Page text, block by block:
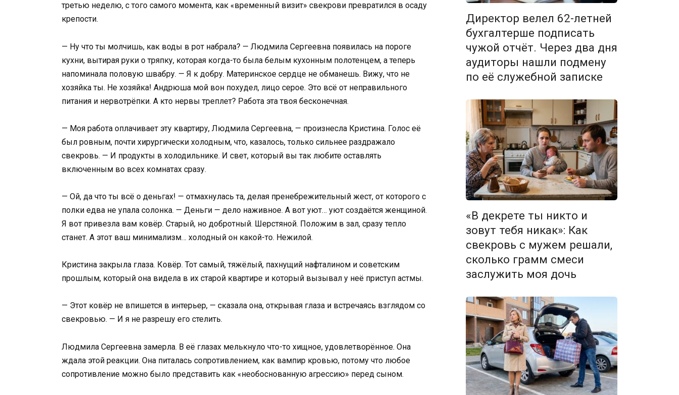
третью неделю, с того самого момента, как «временный визит» свекрови превратился в осаду
крепости.
— Ну что ты молчишь, как воды в рот набрала? — Людмила Сергеевна появилась на пороге
кухни, вытирая руки о тряпку, которая когда-то была белым кухонным полотенцем, а теперь
напоминала половую швабру. — Я к добру. Материнское сердце не обманешь. Вижу, что не
хозяйка ты. Не хозяйка! Андрюша мой вон похудел, лицо серое. Это всё от неправильного
питания и нервотрёпки. А кто нервы треплет? Работа эта твоя бесконечная.
— Моя работа оплачивает эту квартиру, Людмила Сергеевна, — произнесла Кристина. Голос её
был ровным, почти хирургически холодным, что, казалось, только сильнее раздражало
свекровь. — И продукты в холодильнике. И свет, который вы так любите оставлять
включенным во всех комнатах сразу.
— Ой, да что ты всё о деньгах! — отмахнулась та, делая пренебрежительный жест, от которого с
полки едва не упала солонка. — Деньги — дело наживное. А вот уют… уют создаётся женщиной.
Я вот привезла вам ковёр. Старый, но добротный. Шерстяной. Положим в зал, сразу тепло
станет. А этот ваш минимализм… холодный он какой-то. Нежилой.
Кристина закрыла глаза. Ковёр. Тот самый, тяжёлый, пахнущий нафталином и советским
прошлым, который она видела в их старой квартире и который вызывал у неё приступ астмы.
— Этот ковёр не впишется в интерьер, — сказала она, открывая глаза и встречаясь взглядом со
свекровью. — И я не разрешу его стелить.
Людмила Сергеевна замерла. В её глазах мелькнуло что-то хищное, удовлетворённое. Она
ждала этой реакции. Она питалась сопротивлением, как вампир кровью, потому что любое
сопротивление можно было представить как «необоснованную агрессию» перед сыном.
Директор велел 62-летней
бухгалтерше подписать
чужой отчёт. Через два дня
аудиторы нашли подмену
по её служебной записке
«В декрете ты никто и
зовут тебя никак»: Как
свекровь с мужем решали,
сколько грамм смеси
заслужить моя дочь